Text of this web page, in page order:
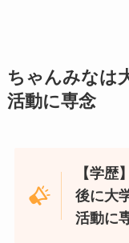
ちゃんみなは
活動に専念
【学歴
後に大
活動に